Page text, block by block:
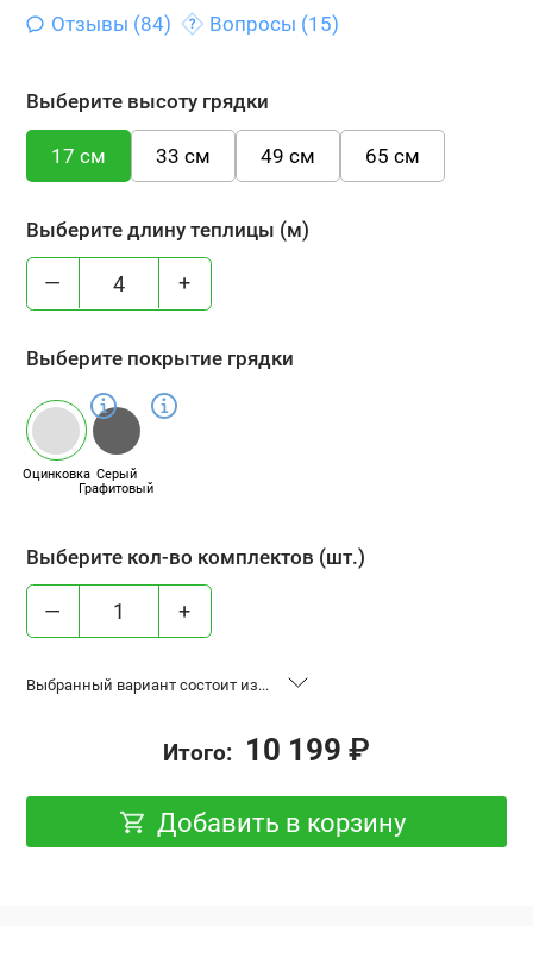
Отзывы (84) Вопросы (15)
Выберите высоту грядки
17 см 33 см 49 см 65 см
Выберите длину теплицы (м)
— +
Выберите покрытие грядки
Оцинковка Серый
Графитовый
Выберите кол-во комплектов (шт.)
— +
Выбранный вариант состоит из...
база 0.6x2 м, Оцинковка
«Ровные грядки», высота 17 см,
база 0.6x3 м, Оцинковка
1 шт.
Итого: 10 199 ₽
Добавить в корзину